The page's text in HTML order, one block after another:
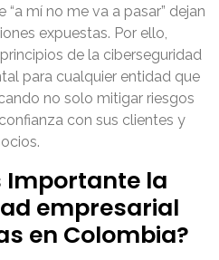
mí no me va a pasar” dejan
expuestas. Por ello,
de la ciberseguridad
para cualquier entidad que
no solo mitigar riesgos
con sus clientes y
Importante la
empresarial
en Colombia?